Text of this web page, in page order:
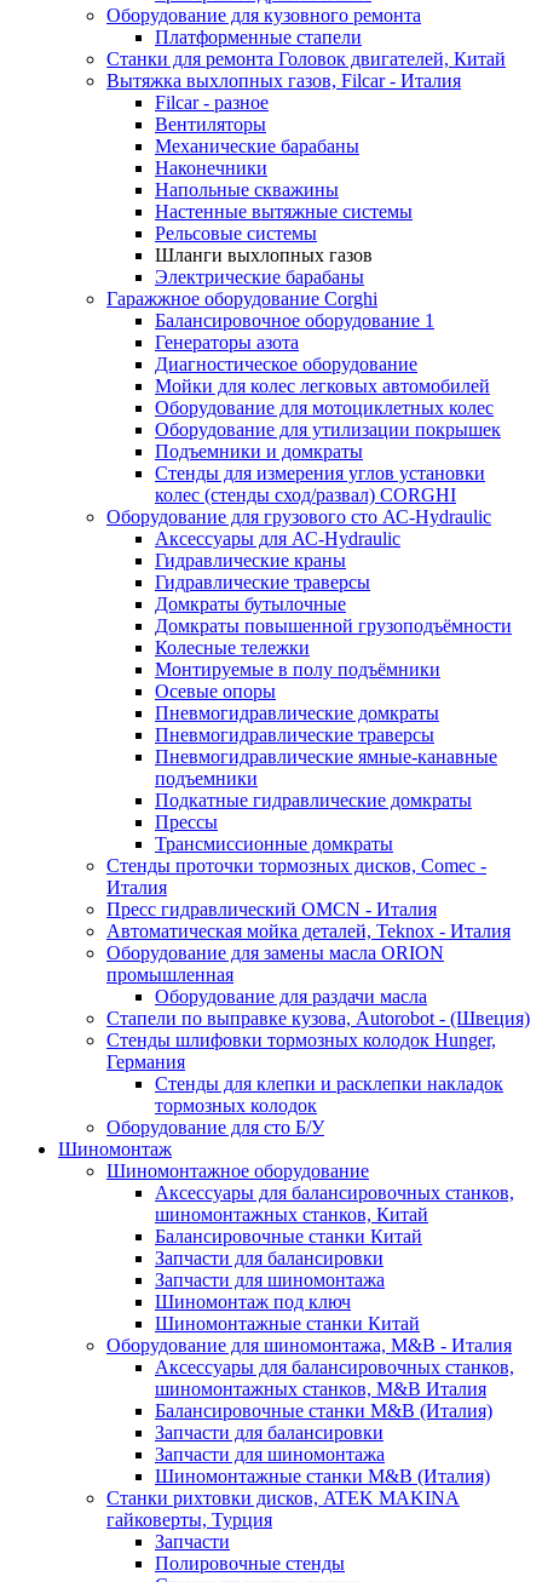
Оборудование для кузовного ремонта
Платформенные стапели
Станки для ремонта Головок двигателей, Китай
Вытяжка выхлопных газов, Filcar - Италия
Filcar - разное
Вентиляторы
Механические барабаны
Наконечники
Напольные скважины
Настенные вытяжные системы
Рельсовые системы
Шланги выхлопных газов
Электрические барабаны
Гаражжное оборудование Corghi
Балансировочное оборудование 1
Генераторы азота
Диагностическое оборудование
Мойки для колес легковых автомобилей
Оборудование для мотоциклетных колес
Оборудование для утилизации покрышек
Подъемники и домкраты
Стенды для измерения углов установки
колес (стенды сход/развал) CORGHI
Оборудование для грузового сто АС-Hydraulic
Аксессуары для АС-Hydraulic
Гидравлические краны
Гидравлические траверсы
Домкраты бутылочные
Домкраты повышенной грузоподъёмности
Колесные тележки
Монтируемые в полу подъёмники
Осевые опоры
Пневмогидравлические домкраты
Пневмогидравлические траверсы
Пневмогидравлические ямные-канавные
подъемники
Подкатные гидравлические домкраты
Прессы
Трансмиссионные домкраты
Стенды проточки тормозных дисков, Comec -
Италия
Пресс гидравлический OMCN - Италия
Автоматическая мойка деталей, Teknox - Италия
Оборудование для замены масла ORION
промышленная
Оборудование для раздачи масла
Стапели по выправке кузова, Autorobot - (Швеция)
Стенды шлифовки тормозных колодок Hunger,
Германия
Стенды для клепки и расклепки накладок
тормозных колодок
Оборудование для сто Б/У
Шиномонтаж
Шиномонтажное оборудование
Аксессуары для балансировочных станков,
шиномонтажных станков, Китай
Балансировочные станки Китай
Запчасти для балансировки
Запчасти для шиномонтажа
Шиномонтаж под ключ
Шиномонтажные станки Китай
Оборудование для шиномонтажа, M&B - Италия
Аксессуары для балансировочных станков,
шиномонтажных станков, M&B Италия
Балансировочные станки M&B (Италия)
Запчасти для балансировки
Запчасти для шиномонтажа
Шиномонтажные станки M&B (Италия)
Станки рихтовки дисков, ATEK MAKINA
гайковерты, Турция
Запчасти
Полировочные стенды